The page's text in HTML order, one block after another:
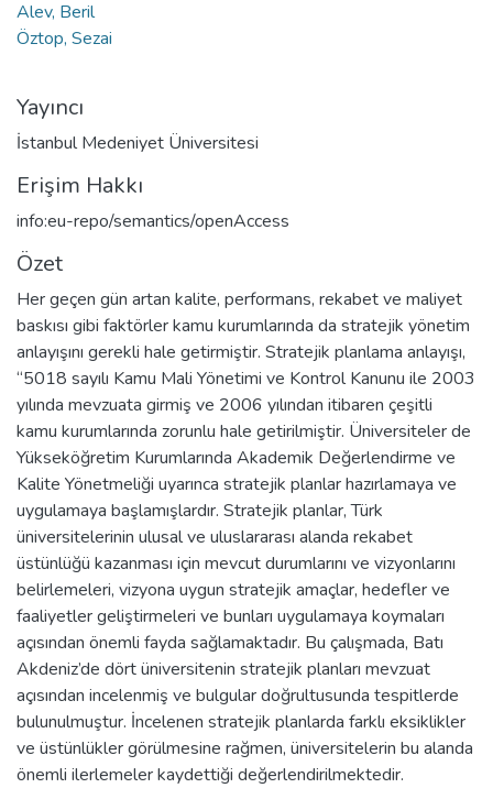
Alev, Beril
Öztop, Sezai
Yayıncı
İstanbul Medeniyet Üniversitesi
Erişim Hakkı
info:eu-repo/semantics/openAccess
Özet
Her geçen gün artan kalite, performans, rekabet ve maliyet
baskısı gibi faktörler kamu kurumlarında da stratejik yönetim
anlayışını gerekli hale getirmiştir. Stratejik planlama anlayışı,
“5018 sayılı Kamu Mali Yönetimi ve Kontrol Kanunu ile 2003
yılında mevzuata girmiş ve 2006 yılından itibaren çeşitli
kamu kurumlarında zorunlu hale getirilmiştir. Üniversiteler de
Yükseköğretim Kurumlarında Akademik Değerlendirme ve
Kalite Yönetmeliği uyarınca stratejik planlar hazırlamaya ve
uygulamaya başlamışlardır. Stratejik planlar, Türk
üniversitelerinin ulusal ve uluslararası alanda rekabet
üstünlüğü kazanması için mevcut durumlarını ve vizyonlarını
belirlemeleri, vizyona uygun stratejik amaçlar, hedefler ve
faaliyetler geliştirmeleri ve bunları uygulamaya koymaları
açısından önemli fayda sağlamaktadır. Bu çalışmada, Batı
Akdeniz’de dört üniversitenin stratejik planları mevzuat
açısından incelenmiş ve bulgular doğrultusunda tespitlerde
bulunulmuştur. İncelenen stratejik planlarda farklı eksiklikler
ve üstünlükler görülmesine rağmen, üniversitelerin bu alanda
önemli ilerlemeler kaydettiği değerlendirilmektedir.